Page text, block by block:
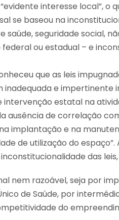
interesse local”, o
se baseou na
saúde, seguridade social,
ou estadual – e
que as leis
inadequada e impertinente
intervenção estatal na
ausência de correlação
implantação e na
de utilização do
das
nem razoável, seja por
de Saúde, por
do